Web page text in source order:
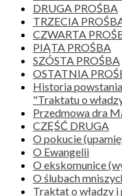
DRUGA PROŚBA
TRZECIA
CZWARTA
PIĄTA PROŚBA
SZÓSTA PROŚBA
OSTATNIA
Historia
"Traktatu o
Przedmowa dra
CZĘŚĆ DRUGA
O pokucie
O Ewangelii
O ekskomunice
O ślubach
Traktat o władzy